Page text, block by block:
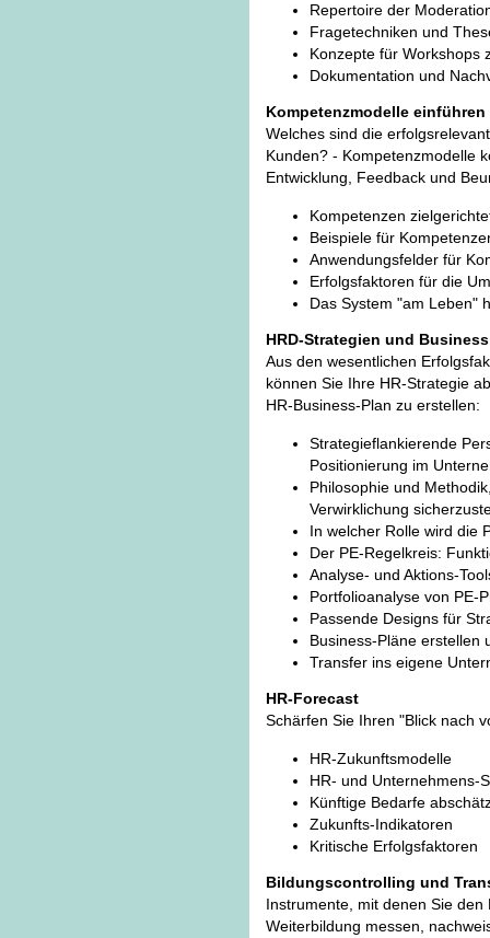
Repertoire der
Fragetechniken und
Konzepte für Workshops
Dokumentation und
Kompetenzmodelle einführen
Welches sind die
Kunden? - Kompetenzmodelle
Entwicklung, Feedback und
Kompetenzen
Beispiele für
Anwendungsfelder für
Erfolgsfaktoren für die
Das System "am Leben"
HRD-Strategien und
Aus den wesentlichen
können Sie Ihre HR-Strategie
HR-Business-Plan zu erstellen:
Strategieflankierende
Positionierung im
Philosophie und
Verwirklichung
In welcher Rolle wird die
Der PE-Regelkreis:
Analyse- und Aktions-
Portfolioanalyse von PE-
Passende Designs für
Business-Pläne erstellen
Transfer ins eigene
HR-Forecast
Schärfen Sie Ihren "Blick nach
HR-Zukunftsmodelle
HR- und Unternehmens-
Künftige Bedarfe
Zukunfts-Indikatoren
Kritische Erfolgsfaktoren
Bildungscontrolling und
Instrumente, mit denen Sie
Weiterbildung messen,